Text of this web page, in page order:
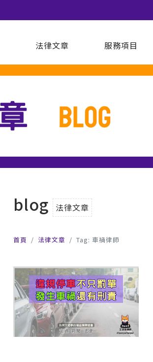
法律文章 服務項目
blog 法律文章
首頁 法律文章 Tag: 車禍律師